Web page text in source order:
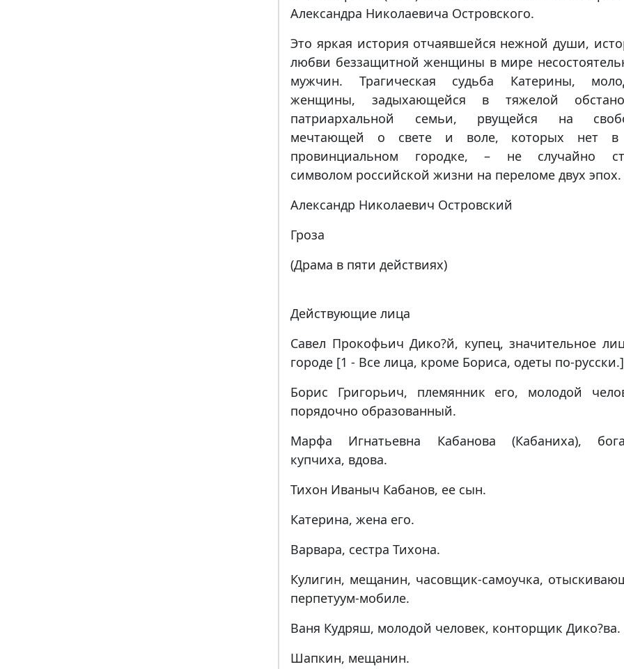
Александра Николаевича Островского.
Это яркая история отчаявшейся нежной души,
любви беззащитной женщины в мире
мужчин. Трагическая судьба Катерины,
женщины, задыхающейся в тяжелой
патриархальной семьи, рвущейся на
мечтающей о свете и воле, которых нет
провинциальном городке, – не случайно
символом российской жизни на переломе двух эпох.
Александр Николаевич Островский
Гроза
(Драма в пяти действиях)
Действующие лица
Савел Прокофьич Дико?й, купец, значительное
городе [1 - Все лица, кроме Бориса, одеты по-
Борис Григорьич, племянник его, молодой
порядочно образованный.
Марфа Игнатьевна Кабанова (Кабаниха),
купчиха, вдова.
Тихон Иваныч Кабанов, ее сын.
Катерина, жена его.
Варвара, сестра Тихона.
Кулигин, мещанин, часовщик-самоучка,
перпетуум-мобиле.
Ваня Кудряш, молодой человек, конторщик Дико?ва.
Шапкин, мещанин.